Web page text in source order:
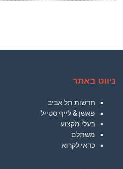
ניווט באתר
חדשות תל אביב
פאשן & לייף סטייל
בעלי מקצוע
משתלם
כדאי לקרוא